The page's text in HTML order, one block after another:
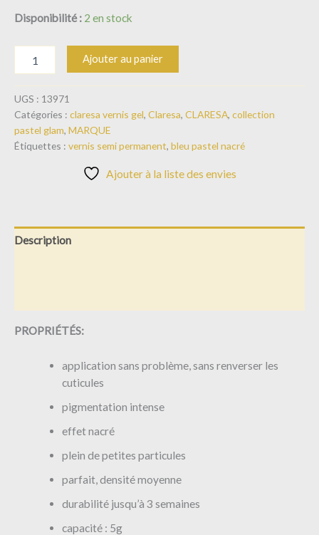
Disponibilité : 2 en stock
Ajouter au panier
UGS : 13971
Catégories : claresa vernis gel, Claresa, CLARESA, collection
pastel glam, MARQUE
Étiquettes : vernis semi permanent, bleu pastel nacré
Ajouter à la liste des envies
Description
PROPRIÉTÉS:
application sans problème, sans renverser les
cuticules
pigmentation intense
effet nacré
plein de petites particules
parfait, densité moyenne
durabilité jusqu’à 3 semaines
capacité : 5g